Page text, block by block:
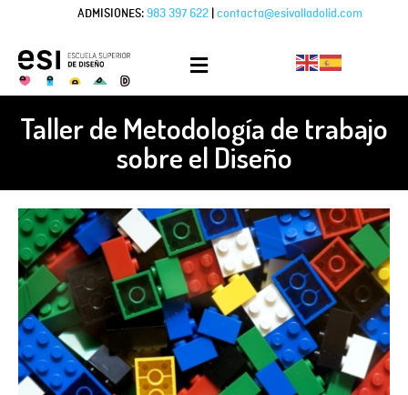
ADMISIONES: 983 397 622 contacta@esivalladolid.com
Taller de Metodología de trabajo
sobre el Diseño